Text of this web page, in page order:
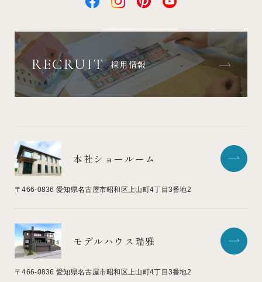
RECRUIT 採用情報
本社ショールーム
〒466-0836 愛知県名古屋市昭和区上山町4丁目3番地2
モデルハウス瑞雅
〒466-0836 愛知県名古屋市昭和区上山町4丁目3番地2